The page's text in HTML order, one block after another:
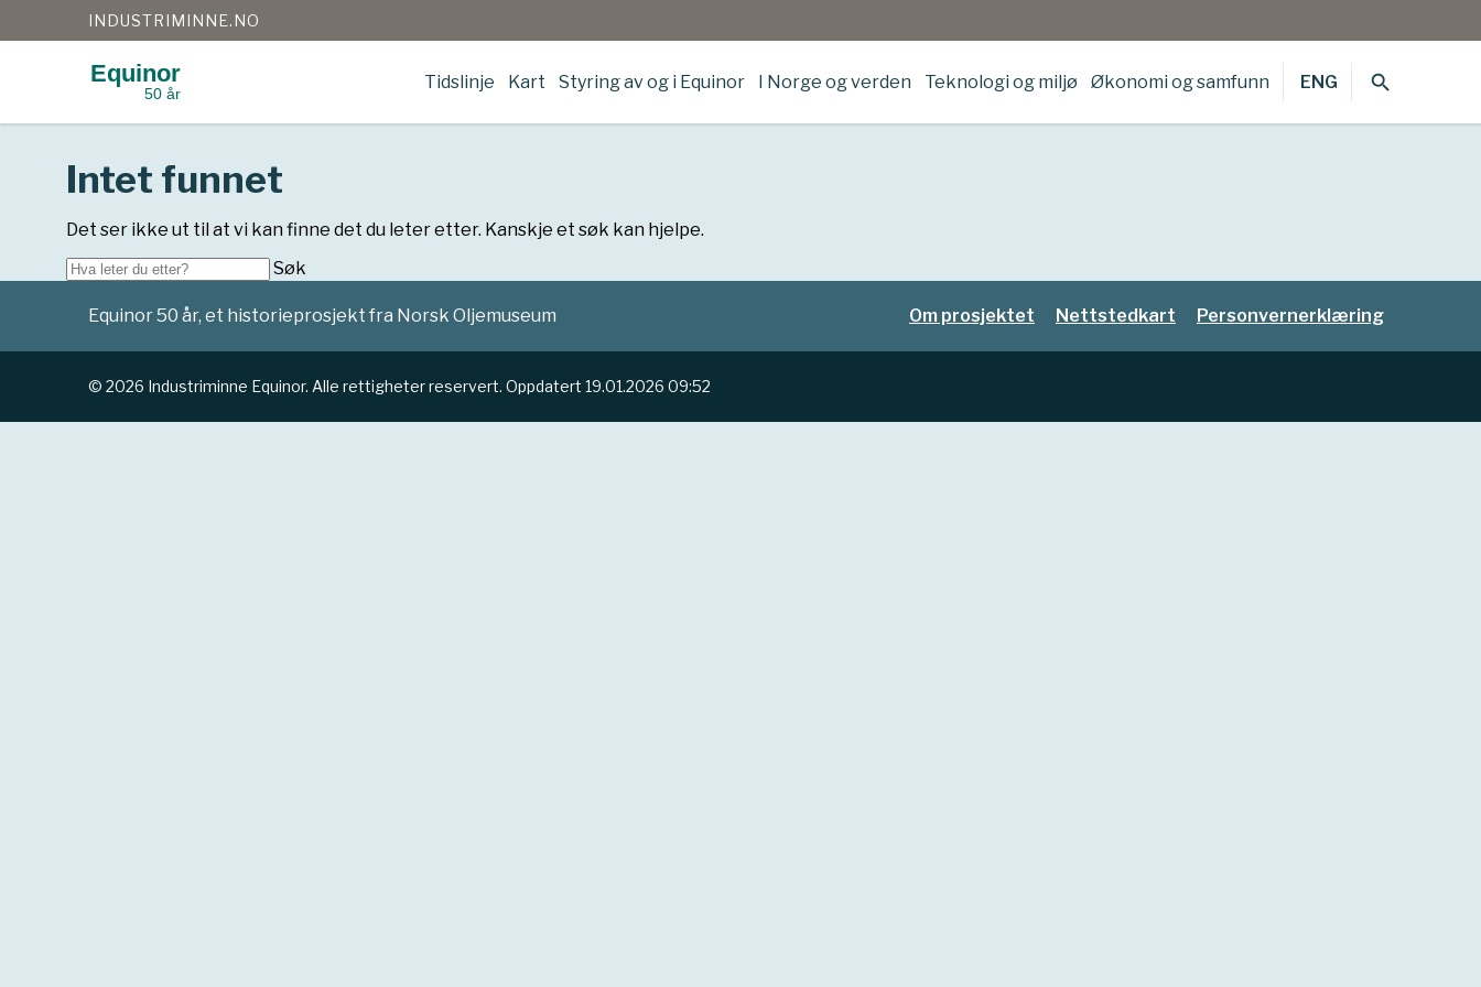
til
INDUSTRIMINNE.NO
Equinor
50 år
Tidslinje Kart Styring av og i Equinor I Norge og verden Teknologi og miljø Økonomi og samfunn ENG search
Intet funnet
Det ser ikke ut til at vi kan finne det du leter etter. Kanskje et søk kan hjelpe.
Søk...
Søk
Equinor 50 år, et historieprosjekt fra Norsk Oljemuseum Om prosjektet Nettstedkart Personvernerklæring
© 2026 Industriminne Equinor. Alle rettigheter reservert. Oppdatert 19.01.2026 09:52